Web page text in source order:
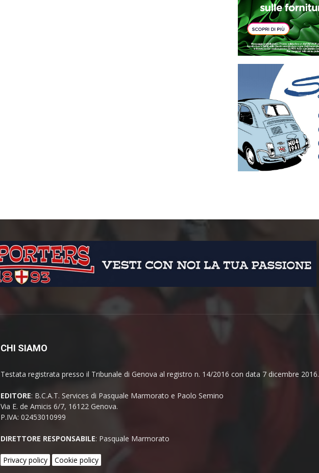
CHI SIAMO
Testata registrata presso il Tribunale di Genova al registro n. 14/2016 con data 7 dicembre 2016.
EDITORE: B.C.A.T. Services di Pasquale Marmorato e Paolo Semino
Via E. de Amicis 6/7, 16122 Genova.
P.IVA: 02453010999
DIRETTORE RESPONSABILE: Pasquale Marmorato
Privacy policy Cookie policy